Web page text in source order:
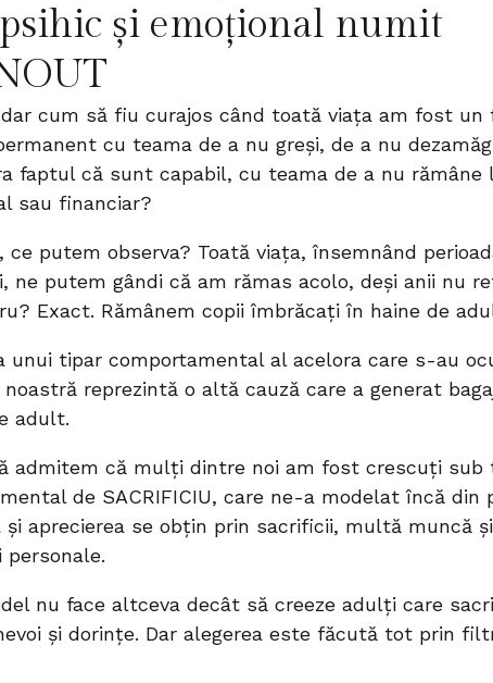
și emoțional numit
cum să fiu curajos când toată viața am fost un
cu teama de a nu greși, de a nu
faptul că sunt capabil, cu teama de a nu rămâne
sau financiar?
ce putem observa? Toată viața, însemnând
ne putem gândi că am rămas acolo, deși anii nu
Exact. Rămânem copii îmbrăcați în haine de
unui tipar comportamental al acelora care s-au
noastră reprezintă o altă cauză care a generat
adult.
admitem că mulți dintre noi am fost crescuți sub
de SACRIFICIU, care ne-a modelat încă din
și aprecierea se obțin prin sacrificii, multă muncă
nu face altceva decât să creeze adulți care
și dorințe. Dar alegerea este făcută tot prin